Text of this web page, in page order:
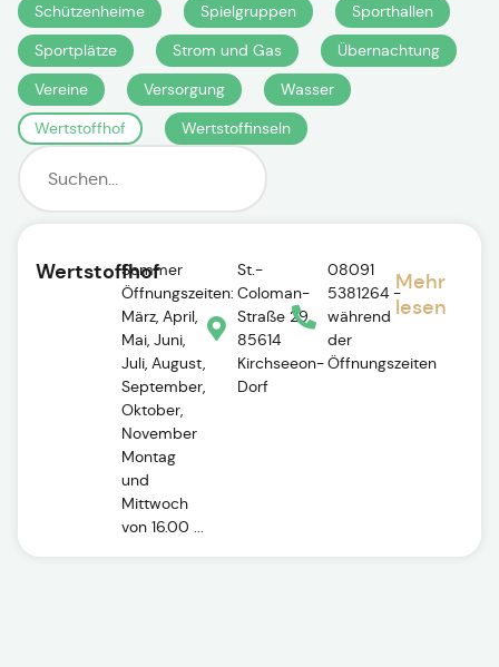
Schützenheime
Spielgruppen
Sporthallen
Sportplätze
Strom und Gas
Übernachtung
Vereine
Versorgung
Wasser
Wertstoffhof
Wertstoffinseln
Wertstoffhof
Sommer
Öffnungszeiten:
März, April,
Mai, Juni,
Juli, August,
September,
Oktober,
November
Montag
und
Mittwoch
von 16.00 ...
St.-
Coloman-
Straße 29,
85614
Kirchseeon-
Dorf
08091
5381264 -
während
der
Öffnungszeiten
Mehr
lesen